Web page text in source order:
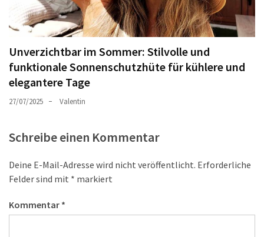
Unverzichtbar im Sommer: Stilvolle und
funktionale Sonnenschutzhüte für kühlere und
elegantere Tage
27/07/2025 Valentin
Schreibe einen Kommentar
Deine E-Mail-Adresse wird nicht veröffentlicht. Erforderliche
Felder sind mit * markiert
Kommentar *